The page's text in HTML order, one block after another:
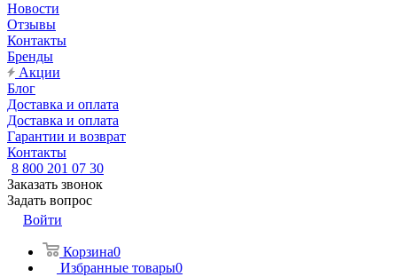
Новости
Отзывы
Контакты
Бренды
Акции
Блог
Доставка и оплата
Доставка и оплата
Гарантии и возврат
Контакты
8 800 201 07 30
Заказать звонок
Задать вопрос
Войти
Корзина0
Избранные товары0